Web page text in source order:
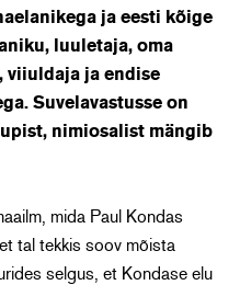
ja eesti kõige
luuletaja, oma
viiuldaja ja endise
Suvelavastusse on
nimiosalist mängib
mida Paul Kondas
tal tekkis soov mõista
selgus, et Kondase elu